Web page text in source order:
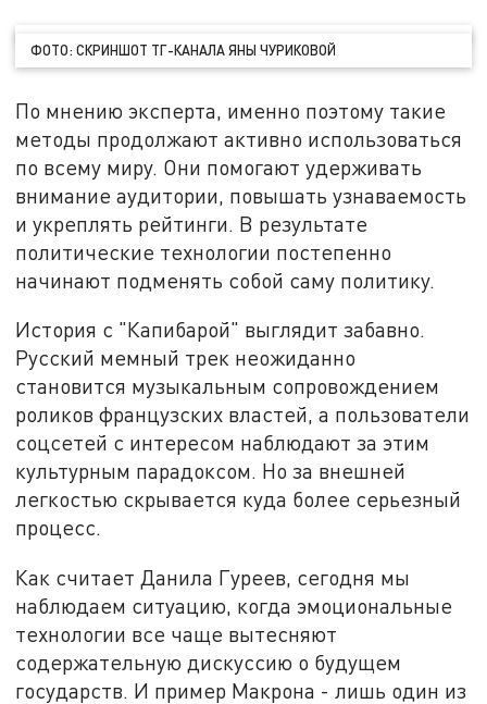
ФОТО: СКРИНШОТ ТГ-КАНАЛА ЯНЫ ЧУРИКОВОЙ
По мнению эксперта, именно поэтому такие
методы продолжают активно использоваться
по всему миру. Они помогают удерживать
внимание аудитории, повышать узнаваемость
и укреплять рейтинги. В результате
политические технологии постепенно
начинают подменять собой саму политику.
История с "Капибарой" выглядит забавно.
Русский мемный трек неожиданно
становится музыкальным сопровождением
роликов французских властей, а пользователи
соцсетей с интересом наблюдают за этим
культурным парадоксом. Но за внешней
легкостью скрывается куда более серьезный
процесс.
Как считает Данила Гуреев, сегодня мы
наблюдаем ситуацию, когда эмоциональные
технологии все чаще вытесняют
содержательную дискуссию о будущем
государств. И пример Макрона - лишь один из